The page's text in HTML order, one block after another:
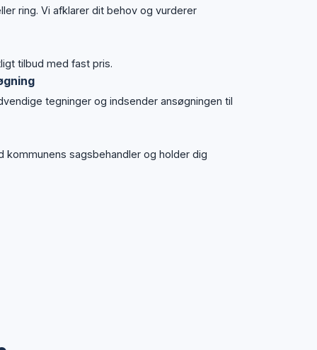
ring. Vi afklarer dit behov og vurderer
tilbud med fast pris.
tegninger og indsender ansøgningen til
kommunens sagsbehandler og holder dig